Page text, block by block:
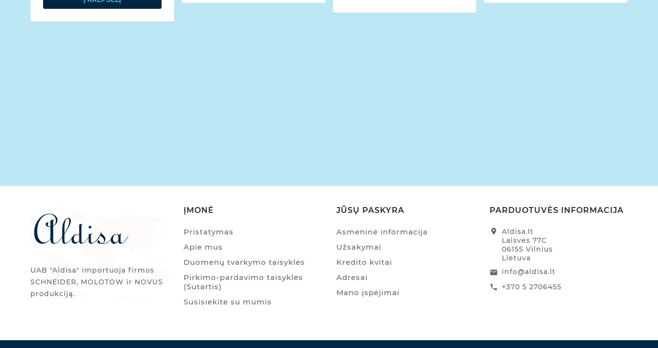
UAB "Aldisa" importuoja firmos
SCHNEIDER, MOLOTOW ir NOVUS
produkciją.
ĮMONĖ
Pristatymas
Apie mus
Duomenų tvarkymo taisyklės
Pirkimo-pardavimo taisyklės
(Sutartis)
Susisiekite su mumis
JŪSŲ PASKYRA
Asmeninė informacija
Užsakymai
Kredito kvitai
Adresai
Mano įspėjimai
PARDUOTUVĖS INFORMACIJA
location_on
Aldisa.lt
Laisvės 77C
06155 Vilnius
Lietuva
email info@aldisa.lt
call +370 5 2706455